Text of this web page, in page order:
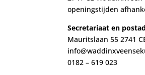
openingstijden
Secretariaat en
Mauritslaan 55 2741
0182 – 619 023